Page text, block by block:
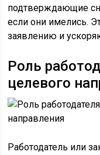
подтверждающие
если они имелись.
заявлению и
Роль
целевого
Работодатель или